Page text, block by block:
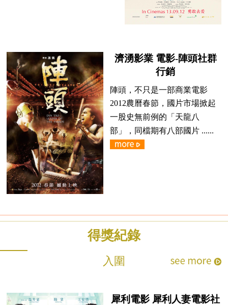
濟湧影業 電影-陣頭社群
行銷
陣頭，不只是一部商業電影
2012農曆春節，國片市場掀起
一股史無前例的「天龍八
部」，同檔期有八部國片 ......
得獎紀錄
入圍
犀利電影 犀利人妻電影社